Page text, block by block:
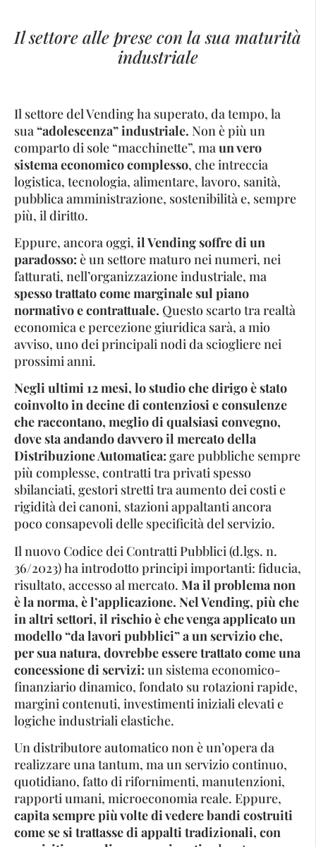
Il settore alle prese con la sua maturità
industriale
Il settore del Vending ha superato, da tempo, la
sua “adolescenza” industriale. Non è più un
comparto di sole “macchinette”, ma un vero
sistema economico complesso, che intreccia
logistica, tecnologia, alimentare, lavoro, sanità,
pubblica amministrazione, sostenibilità e, sempre
più, il diritto.
Eppure, ancora oggi, il Vending soffre di un
paradosso: è un settore maturo nei numeri, nei
fatturati, nell’organizzazione industriale, ma
spesso trattato come marginale sul piano
normativo e contrattuale. Questo scarto tra realtà
economica e percezione giuridica sarà, a mio
avviso, uno dei principali nodi da sciogliere nei
prossimi anni.
Negli ultimi 12 mesi, lo studio che dirigo è stato
coinvolto in decine di contenziosi e consulenze
che raccontano, meglio di qualsiasi convegno,
dove sta andando davvero il mercato della
Distribuzione Automatica: gare pubbliche sempre
più complesse, contratti tra privati spesso
sbilanciati, gestori stretti tra aumento dei costi e
rigidità dei canoni, stazioni appaltanti ancora
poco consapevoli delle specificità del servizio.
Il nuovo Codice dei Contratti Pubblici (d.lgs. n.
36/2023) ha introdotto principi importanti: fiducia,
risultato, accesso al mercato. Ma il problema non
è la norma, è l’applicazione. Nel Vending, più che
in altri settori, il rischio è che venga applicato un
modello “da lavori pubblici” a un servizio che,
per sua natura, dovrebbe essere trattato come una
concessione di servizi: un sistema economico-
finanziario dinamico, fondato su rotazioni rapide,
margini contenuti, investimenti iniziali elevati e
logiche industriali elastiche.
Un distributore automatico non è un’opera da
realizzare una tantum, ma un servizio continuo,
quotidiano, fatto di rifornimenti, manutenzioni,
rapporti umani, microeconomia reale. Eppure,
capita sempre più volte di vedere bandi costruiti
come se si trattasse di appalti tradizionali, con